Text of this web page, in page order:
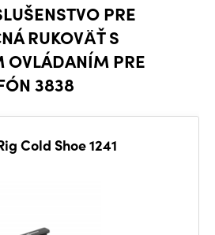
PRE
RUKOVÄŤ S
OVLÁDANÍM PRE
3838
SmallRig Cold Shoe 1241